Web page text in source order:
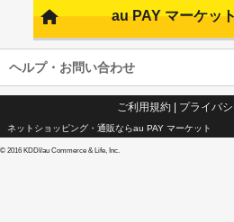
au PAY マーケッ
ヘルプ・お問い合わせ
ご利用規約| プライバ
ネットショッピング・通販ならau PAY マーケット
© 2016 KDDI/au Commerce & Life, Inc.